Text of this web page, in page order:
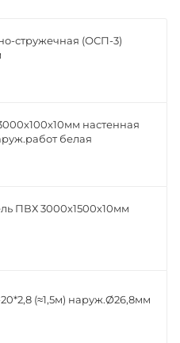
стружечная (ОСП-3)
настенная
белая
ПВХ 3000х1500х10мм
(≈1,5м) наруж.Ø26,8мм